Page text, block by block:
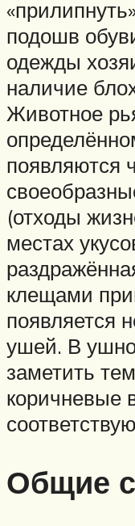
подошв
одежды
наличие
Животное
появляются
(отходы
местах
клещами
появляется
ушей. В
заметить
коричневые
Общие